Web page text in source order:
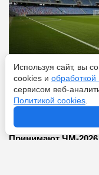
Перейти
Принимают ЧМ-
Используя сайт, вы
cookies и
сервисом веб-
Политикой cookies